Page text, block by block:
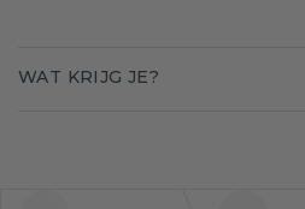
WAT KRIJG JE?